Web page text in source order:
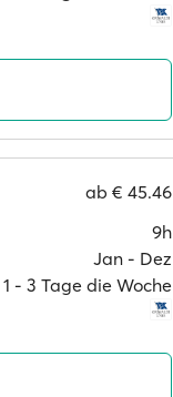
ab € 45.46
9h
Jan ‐ Dez
1 ‐ 3 Tage die Woche